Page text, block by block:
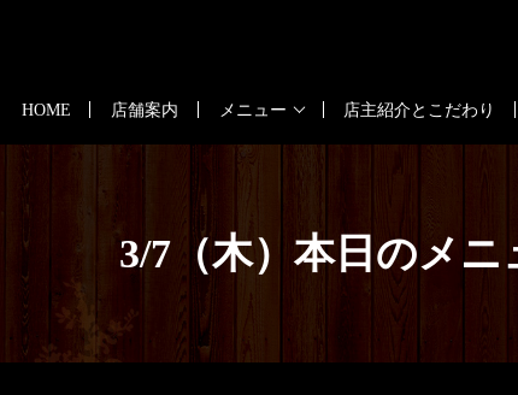
HOME 店舗案内 メニュー 店主紹介とこだわり
3/7（木）本日のメニ